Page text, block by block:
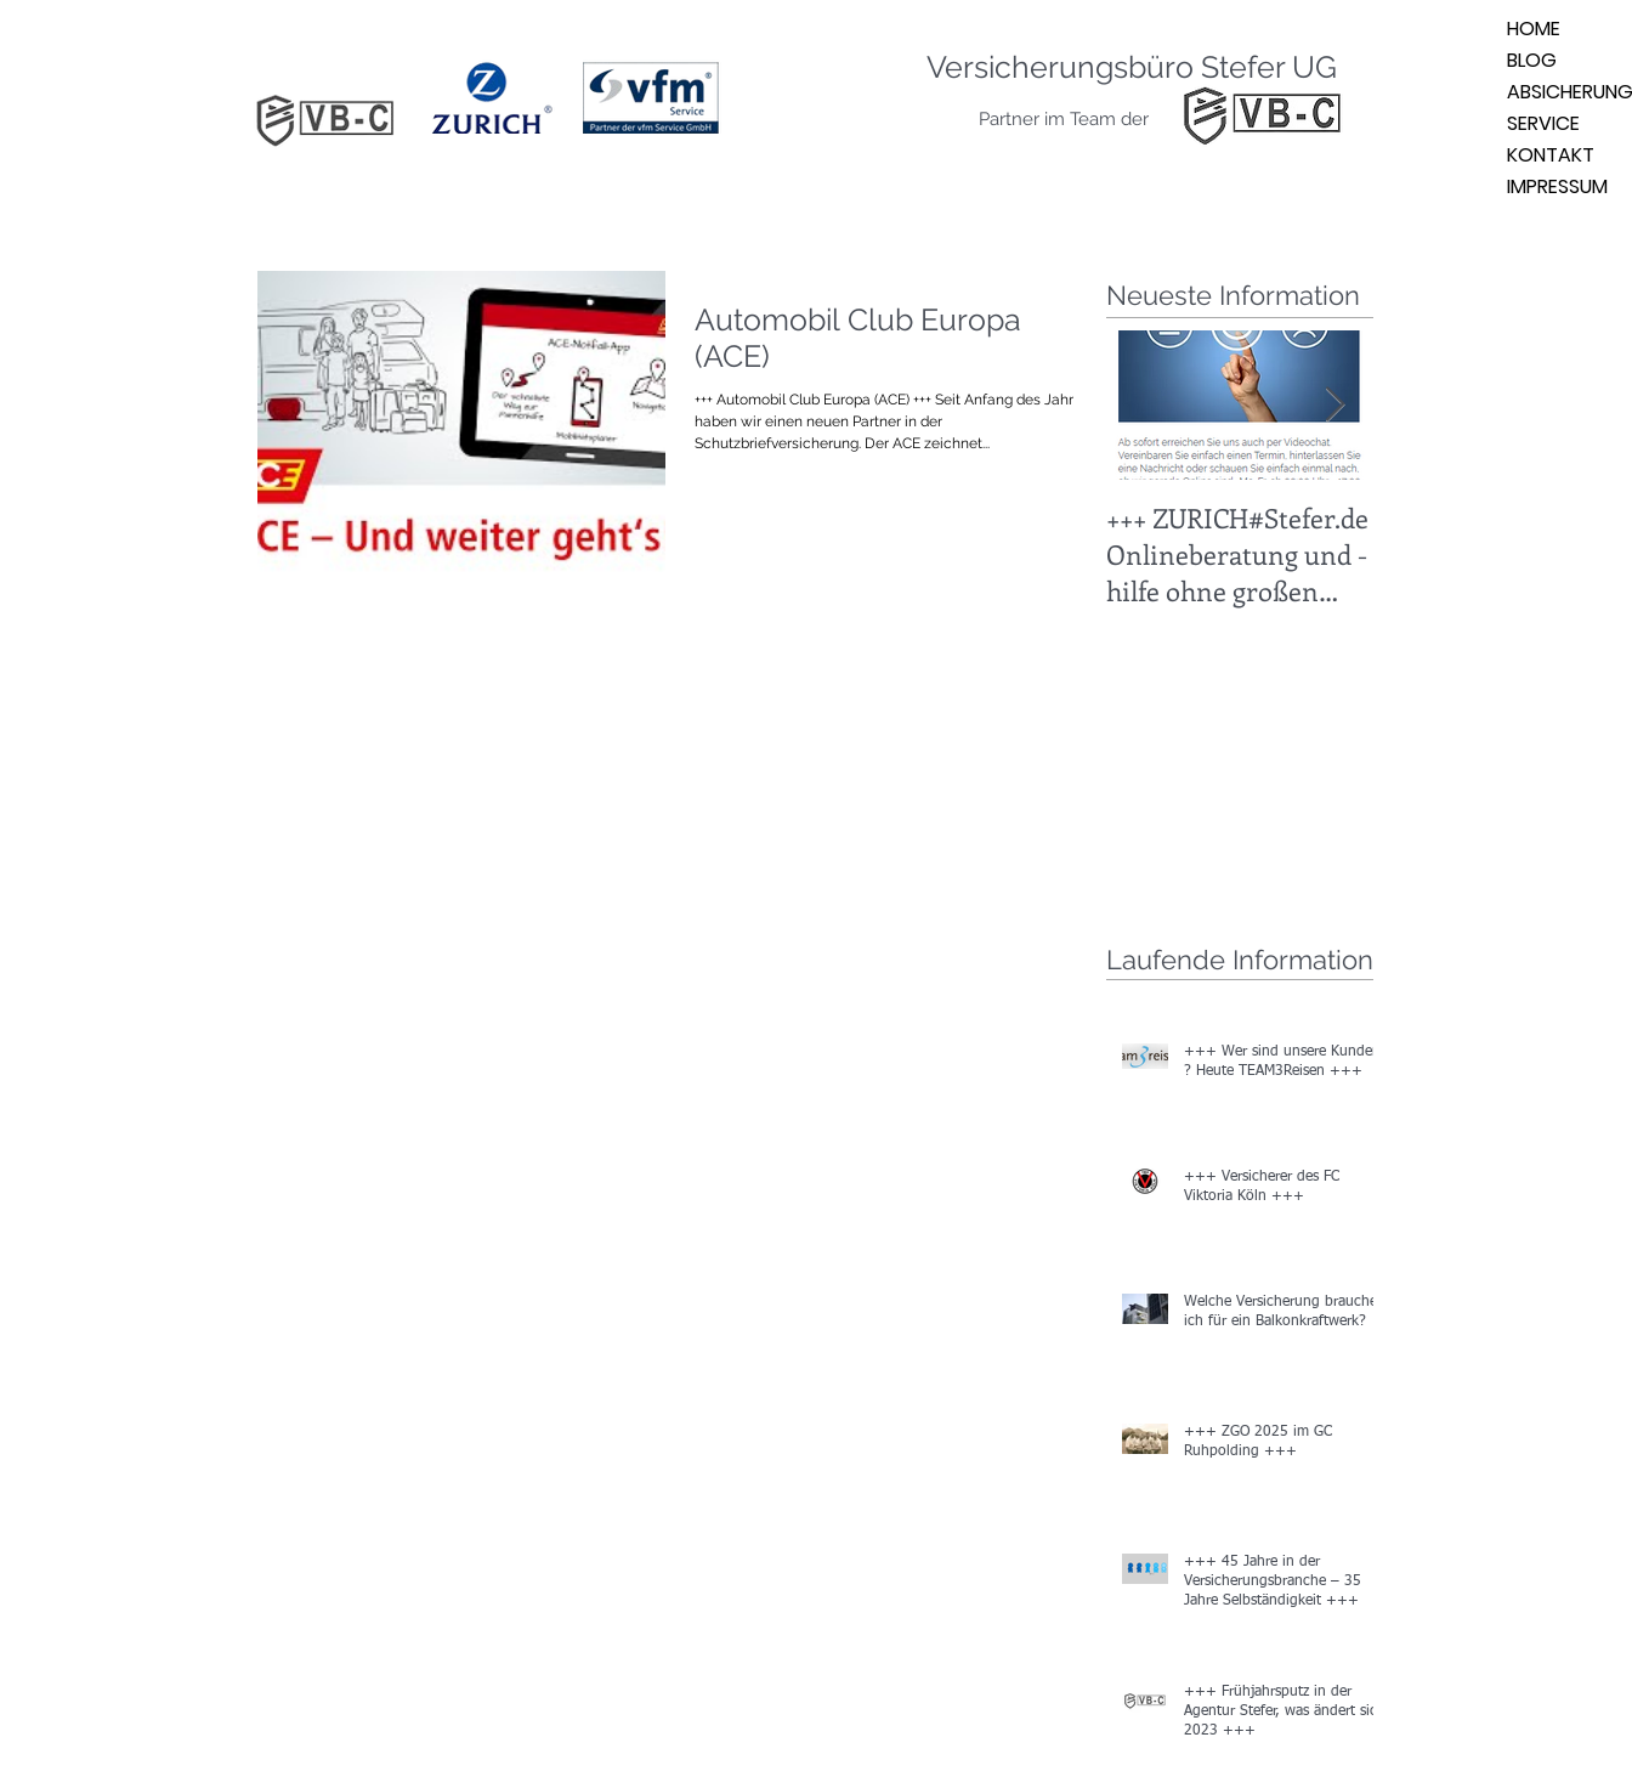
Versicherungsbüro Stefer UG
Partner im Team der
HOME
BLOG
ABSICHERUNG
SERVICE
KONTAKT
IMPRESSUM
Automobil Club Europa
(ACE)
+++ Automobil Club Europa (ACE) +++ Seit Anfang des Jahres
haben wir einen neuen Partner in der
Schutzbriefversicherung. Der ACE zeichnet...
Neueste Information
+++ ZURICH#Stefer.de
Onlineberatung und -
hilfe ohne großen
Laufende Information
+++ Wer sind unsere Kunden
? Heute TEAM3Reisen +++
+++ Versicherer des FC
Viktoria Köln +++
Welche Versicherung brauche
ich für ein Balkonkraftwerk?
+++ ZGO 2025 im GC
Ruhpolding +++
+++ 45 Jahre in der
Versicherungsbranche – 35
Jahre Selbständigkeit +++
+++ Frühjahrsputz in der
Agentur Stefer, was ändert sich
2023 +++